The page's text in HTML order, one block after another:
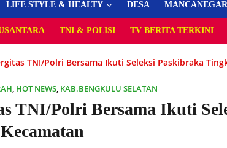
LIFE STYLE & HEALTY DESA
TNI & POLISI TV BERITA TERKINI
TNI/Polri Bersama Ikuti Seleksi Paskibraka
, HOT NEWS, KAB.BENGKULU SELATAN
TNI/Polri Bersama Ikuti